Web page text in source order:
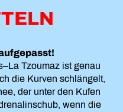
Tzoumaz ist genau
die Kurven schlängelt,
der unter den Kufen
wenn die